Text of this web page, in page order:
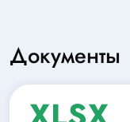
Документы